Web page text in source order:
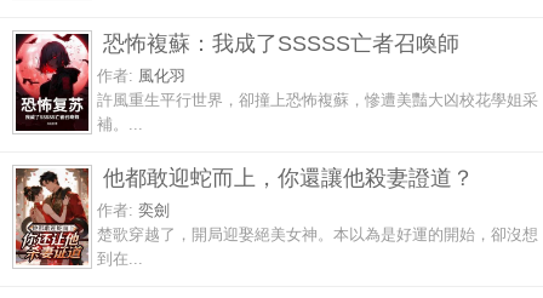
恐怖複蘇：我成了SSSSS亡者召喚師
作者: 風化羽
許風重生平行世界，卻撞上恐怖複蘇，慘遭美豔大凶校花學姐采
補。...
他都敢迎蛇而上，你還讓他殺妻證道？
作者: 奕劍
楚歌穿越了，開局迎娶絕美女神。本以為是好運的開始，卻沒想
到在...